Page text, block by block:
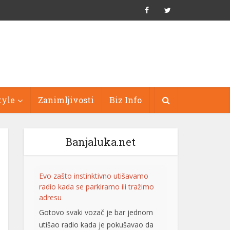
Zanimljivosti Biz Info
Banjaluka.net
Evo zašto instinktivno utišavamo
radio kada se parkiramo ili tražimo
adresu
Gotovo svaki vozač je bar jednom
utišao radio kada je pokušavao da